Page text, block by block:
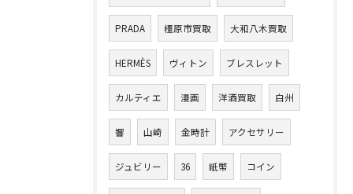
PRADA 橿原市買取 大和八木買取
HERMÈS ヴィトン ブレスレット
カルティエ 漫画 洋酒買取 白州
響 山崎 金時計 アクセサリー
ジュビリー 36 紙幣 コイン